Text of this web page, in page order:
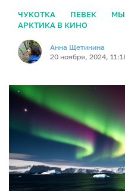
ЧУКОТКА ПЕВЕК
АРКТИКА В КИНО
Анна Щетинина
20 ноября, 2024,